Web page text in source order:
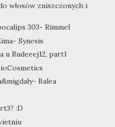
włosów zniszczonych i
303- Rimmel
Synesis
u Rudeeej12, part1
Balea
:D